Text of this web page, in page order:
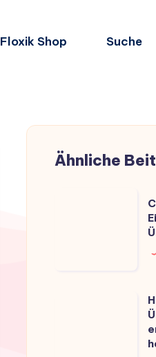
Floxik Shop Suche
Ähnliche